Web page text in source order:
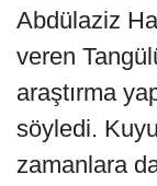
Abdülaziz
veren
araştırma
söyledi.
zamanlara